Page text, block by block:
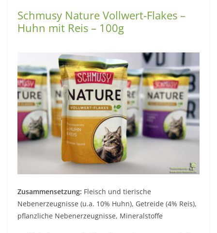
Schmusy Nature Vollwert-Flakes –
Huhn mit Reis – 100g
Zusammensetzung: Fleisch und tierische
Nebenerzeugnisse (u.a. 10% Huhn), Getreide (4% Reis),
pflanzliche Nebenerzeugnisse, Mineralstoffe